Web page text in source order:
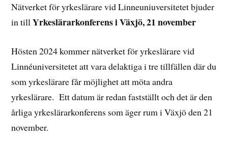
Nätverket för yrkeslärare vid Linneuniuversitetet bjuder
in tillYrkeslärarkonferens i Växjö, 21 november
Hösten 2024 kommer nätverket för yrkeslärare vid
Linnéuniversitetet att vara delaktiga i tre tillfällen där du
som yrkeslärare får möjlighet att möta andra
yrkeslärare. Ett datum är redan fastställt och det är den
årliga yrkeslärarkonferens som äger rum i Växjö den 21
november.